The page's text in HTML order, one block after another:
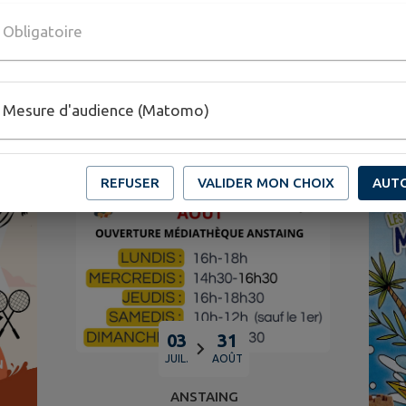
DEMON
03
JUIL.
31
AOÛT
ANSTAING
Obligatoire
Mesure d'audience (Matomo)
REFUSER VALIDER MON CHOIX